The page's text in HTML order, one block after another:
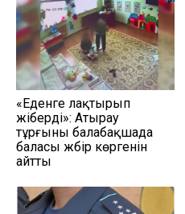
«Еденге лақтырып
жіберді»: Атырау
тұрғыны балабақшада
баласы жәбір көргенін
айтты